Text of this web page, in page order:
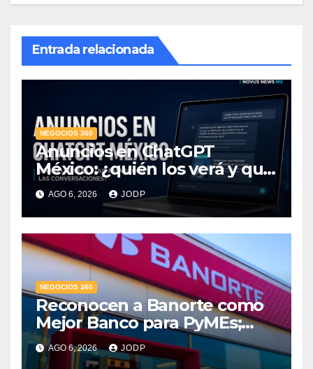
Entrada relacionada
NEGOCIOS 360
Anuncios en ChatGPT
México: ¿quién los verá y qué
pasará con las
conversaciones?
AGO 6, 2026 JODP
NEGOCIOS 360
Reconocen a Banorte como
Mejor Banco para PyMEs;
supera 14% del mercado
crediticio
AGO 6, 2026 JODP